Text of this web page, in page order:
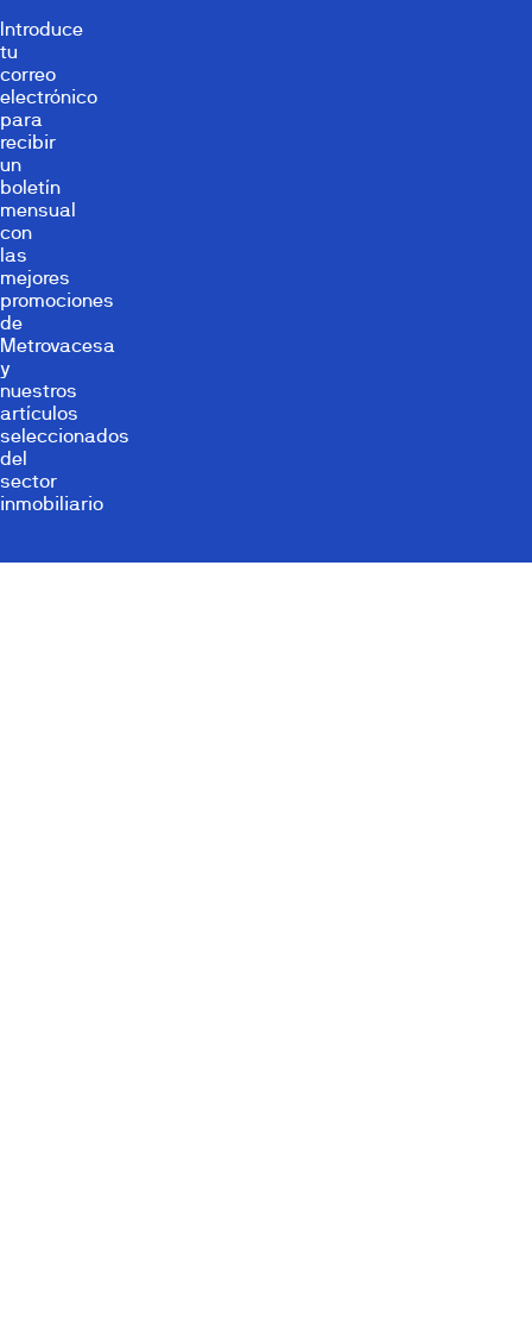
Introduce
tu
correo
electrónico
para
recibir
un
boletín
mensual
con
las
mejores
promociones
de
Metrovacesa
y
nuestros
artículos
seleccionados
del
sector
inmobiliario